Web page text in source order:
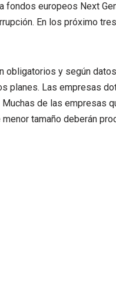
europeos Next
En los próximo
obligatorios y según
planes. Las empresas
de las empresas
tamaño deberán